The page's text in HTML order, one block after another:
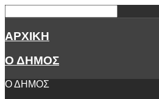
ΑΡΧΙΚΗ
Ο ΔΗΜΟΣ
Ο ΔΗΜΟΣ